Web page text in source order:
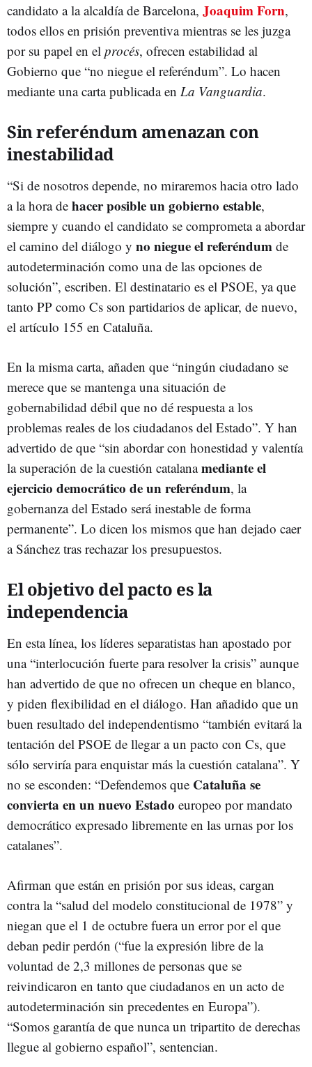
candidato a la alcaldía de Barcelona, Joaquim Forn,
todos ellos en prisión preventiva mientras se les juzga
por su papel en el procés, ofrecen estabilidad al
Gobierno que “no niegue el referéndum”. Lo hacen
mediante una carta publicada en La Vanguardia.
Sin referéndum amenazan con
inestabilidad
“Si de nosotros depende, no miraremos hacia otro lado
a la hora de hacer posible un gobierno estable,
siempre y cuando el candidato se comprometa a abordar
el camino del diálogo y no niegue el referéndum de
autodeterminación como una de las opciones de
solución”, escriben. El destinatario es el PSOE, ya que
tanto PP como Cs son partidarios de aplicar, de nuevo,
el artículo 155 en Cataluña.
En la misma carta, añaden que “ningún ciudadano se
merece que se mantenga una situación de
gobernabilidad débil que no dé respuesta a los
problemas reales de los ciudadanos del Estado”. Y han
advertido de que “sin abordar con honestidad y valentía
la superación de la cuestión catalanamediante el
ejercicio democrático de un referéndum, la
gobernanza del Estado será inestable de forma
permanente”. Lo dicen los mismos que han dejado caer
a Sánchez tras rechazar los presupuestos.
El objetivo del pacto es la
independencia
En esta línea, los líderes separatistas han apostado por
una “interlocución fuerte para resolver la crisis” aunque
han advertido de que no ofrecen un cheque en blanco,
y piden flexibilidad en el diálogo. Han añadido que un
buen resultado del independentismo “también evitará la
tentación del PSOE de llegar a un pacto con Cs, que
sólo serviría para enquistar más la cuestión catalana”. Y
no se esconden: “Defendemos que Cataluña se
convierta en un nuevo Estado europeo por mandato
democrático expresado libremente en las urnas por los
catalanes”.
Afirman que están en prisión por sus ideas, cargan
contra la “salud del modelo constitucional de 1978” y
niegan que el 1 de octubre fuera un error por el que
deban pedir perdón (“fue la expresión libre de la
voluntad de 2,3 millones de personas que se
reivindicaron en tanto que ciudadanos en un acto de
autodeterminación sin precedentes en Europa”).
“Somos garantía de que nunca un tripartito de derechas
llegue al gobierno español”, sentencian.